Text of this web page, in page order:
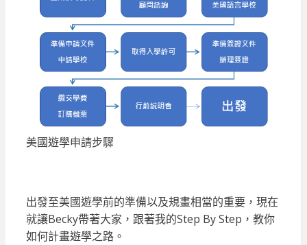
美國遊學申請步驟
出發至美國遊學前的準備以及規畫相當的重要，現在
就讓Becky帶著大家，跟著我的Step By Step，教你
如何計畫遊學之路。